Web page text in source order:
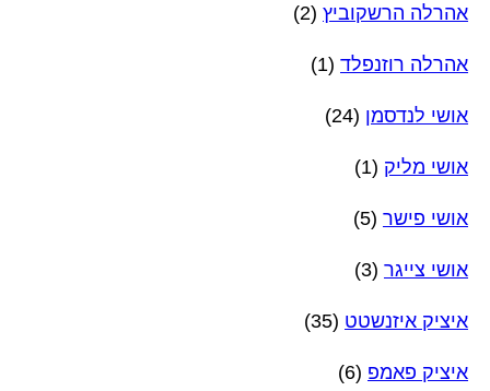
אהרלה הרשקוביץ (2)
אהרלה רוזנפלד (1)
אושי לנדסמן (24)
אושי מליק (1)
אושי פישר (5)
אושי צייגר (3)
איציק איזנשטט (35)
איציק פאמפ (6)